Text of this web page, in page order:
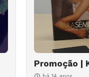
Promoção |